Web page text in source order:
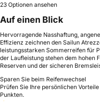
23 Optionen ansehen
Auf einen Blick
Hervorragende Nasshaftung,
Effizienz zeichnen den Sailun
leistungsstarken Sommerreifen für
der Laufleistung stehen dem hohen
Reserven und der sicheren
Sparen Sie beim Reifenwechsel
Prüfen Sie Ihre persönlichen
Punkten.